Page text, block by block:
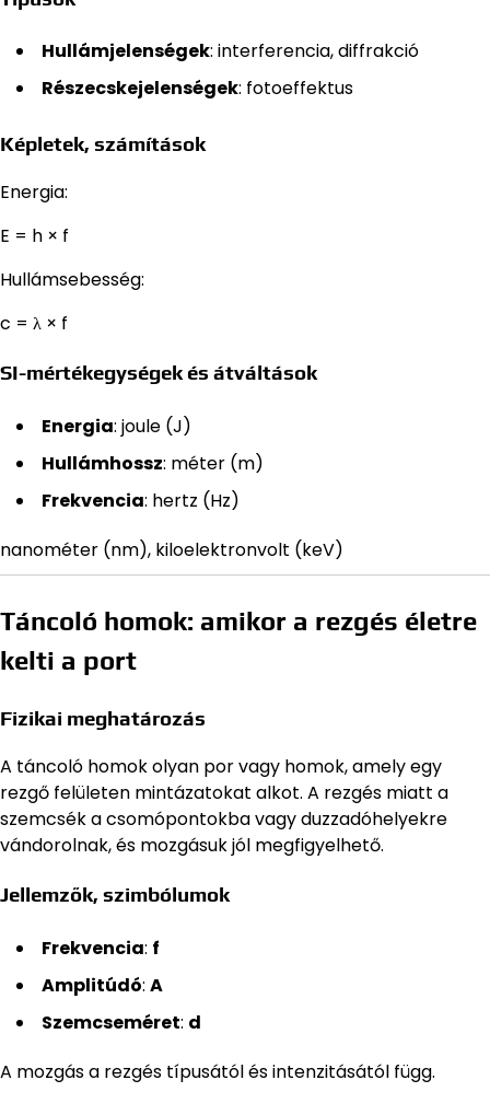
Hullámjelenségek: interferencia, diffrakció
Részecskejelenségek: fotoeffektus
Képletek, számítások
Energia:
E = h × f
Hullámsebesség:
c = λ × f
SI-mértékegységek és átváltások
Energia: joule (J)
Hullámhossz: méter (m)
Frekvencia: hertz (Hz)
nanométer (nm), kiloelektronvolt (keV)
Táncoló homok: amikor a rezgés életre
kelti a port
Fizikai meghatározás
A táncoló homok olyan por vagy homok, amely egy
rezgő felületen mintázatokat alkot. A rezgés miatt a
szemcsék a csomópontokba vagy duzzadóhelyekre
vándorolnak, és mozgásuk jól megfigyelhető.
Jellemzők, szimbólumok
Frekvencia: f
Amplitúdó: A
Szemcseméret: d
A mozgás a rezgés típusától és intenzitásától függ.